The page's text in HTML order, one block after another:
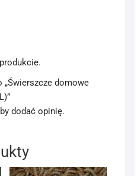
„Świerszcze domowe
dodać opinię.